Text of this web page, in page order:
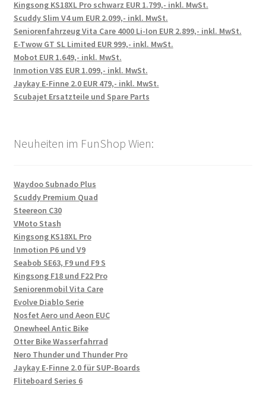
Kingsong KS18XL Pro schwarz EUR 1.799,- inkl. MwSt.
Scuddy Slim V4 um EUR 2.099,- inkl. MwSt.
Seniorenfahrzeug Vita Care 4000 Li-Ion EUR 2.899,- inkl. MwSt.
E-Twow GT SL Limited EUR 999,- inkl. MwSt.
Mobot EUR 1.649,- inkl. MwSt.
Inmotion V8S EUR 1.099,- inkl. MwSt.
Jaykay E-Finne 2.0 EUR 479,- inkl. MwSt.
Scubajet Ersatzteile und Spare Parts
Neuheiten im FunShop Wien:
Waydoo Subnado Plus
Scuddy Premium Quad
Steereon C30
VMoto Stash
Kingsong KS18XL Pro
Inmotion P6 und V9
Seabob SE63, F9 und F9 S
Kingsong F18 und F22 Pro
Seniorenmobil Vita Care
Evolve Diablo Serie
Nosfet Aero und Aeon EUC
Onewheel Antic Bike
Otter Bike Wasserfahrrad
Nero Thunder und Thunder Pro
Jaykay E-Finne 2.0 für SUP-Boards
Fliteboard Series 6